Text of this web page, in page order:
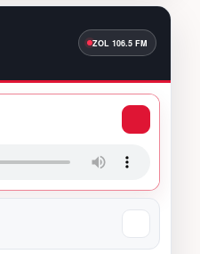
canción con la que
capítulo en la bachata
participa en la
en Colombia
presidencial de